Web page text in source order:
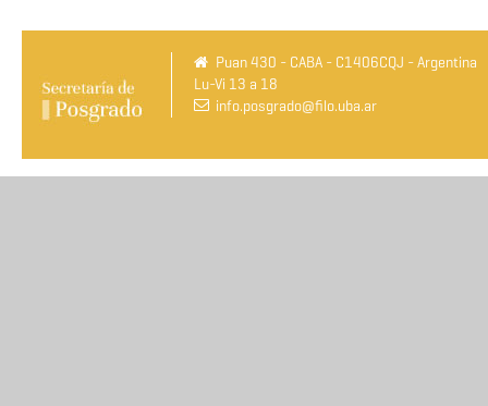
Puan 430 - CABA - C1406CQJ - Argentina
Lu-Vi 13 a 18
info.posgrado@filo.uba.ar